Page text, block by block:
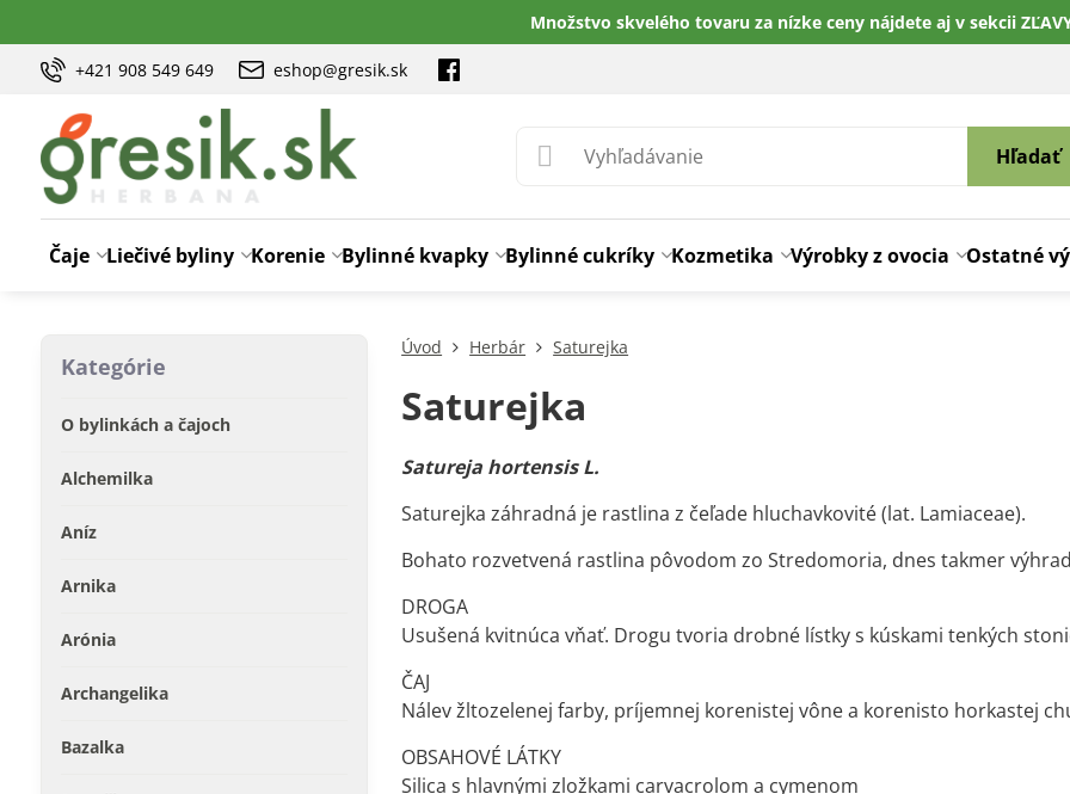
Množstvo skvelého tovaru za nízke ceny nájdete aj v sekcii
+421 908 549 649 eshop@gresik.sk
Hľadať
Čaje Liečivé byliny Korenie Bylinné kvapky Bylinné cukríky Kozmetika Výrobky z ovocia Ostatné
Úvod Herbár Saturejka
Saturejka
Satureja hortensis L.
Saturejka záhradná je rastlina z čeľade hluchavkovité (lat. Lamiaceae).
Bohato rozvetvená rastlina pôvodom zo Stredomoria, dnes takmer
DROGA
Usušená kvitnúca vňať. Drogu tvoria drobné lístky s kúskami tenkých
ČAJ
Nálev žltozelenej farby, príjemnej korenistej vône a korenisto horkastej
OBSAHOVÉ LÁTKY
Silica s hlavnými zložkami carvacrolom a cymenom
Kategórie
O bylinkách a čajoch
Alchemilka
Aníz
Arnika
Arónia
Archangelika
Bazalka